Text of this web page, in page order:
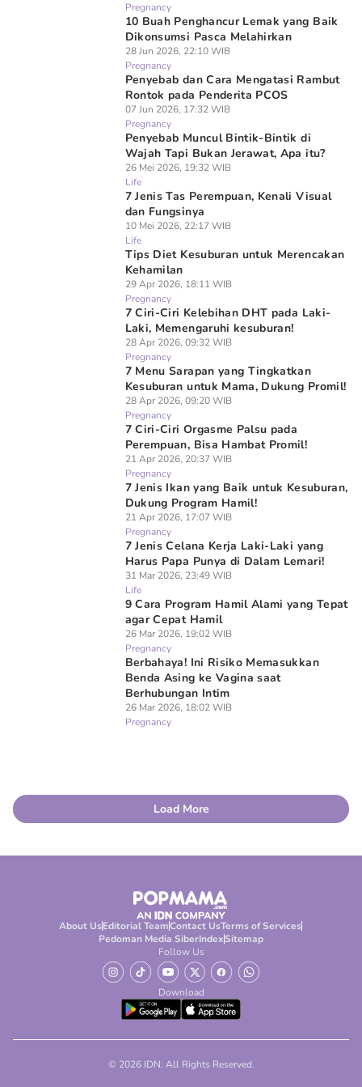
Pregnancy
10 Buah Penghancur Lemak yang Baik
Dikonsumsi Pasca Melahirkan
28 Jun 2026, 22:10 WIB
Pregnancy
Penyebab dan Cara Mengatasi Rambut
Rontok pada Penderita PCOS
07 Jun 2026, 17:32 WIB
Pregnancy
Penyebab Muncul Bintik-Bintik di
Wajah Tapi Bukan Jerawat, Apa itu?
26 Mei 2026, 19:32 WIB
Life
7 Jenis Tas Perempuan, Kenali Visual
dan Fungsinya
10 Mei 2026, 22:17 WIB
Life
Tips Diet Kesuburan untuk Merencakan
Kehamilan
29 Apr 2026, 18:11 WIB
Pregnancy
7 Ciri-Ciri Kelebihan DHT pada Laki-
Laki, Memengaruhi kesuburan!
28 Apr 2026, 09:32 WIB
Pregnancy
7 Menu Sarapan yang Tingkatkan
Kesuburan untuk Mama, Dukung Promil!
28 Apr 2026, 09:20 WIB
Pregnancy
7 Ciri-Ciri Orgasme Palsu pada
Perempuan, Bisa Hambat Promil!
21 Apr 2026, 20:37 WIB
Pregnancy
7 Jenis Ikan yang Baik untuk Kesuburan,
Dukung Program Hamil!
21 Apr 2026, 17:07 WIB
Pregnancy
7 Jenis Celana Kerja Laki-Laki yang
Harus Papa Punya di Dalam Lemari!
31 Mar 2026, 23:49 WIB
Life
9 Cara Program Hamil Alami yang Tepat
agar Cepat Hamil
26 Mar 2026, 19:02 WIB
Pregnancy
Berbahaya! Ini Risiko Memasukkan
Benda Asing ke Vagina saat
Berhubungan Intim
26 Mar 2026, 18:02 WIB
Pregnancy
Load More
About UsEditorial TeamContact UsTerms of Services
Pedoman Media SiberIndexSitemap
Follow Us
Download
© 2026 IDN. All Rights Reserved.